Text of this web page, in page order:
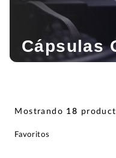
Cápsulas
Mostrando 18